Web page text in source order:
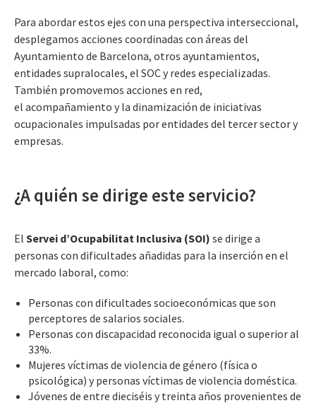
Para abordar estos ejes con una perspectiva interseccional,
desplegamos acciones coordinadas con áreas del
Ayuntamiento de Barcelona, otros ayuntamientos,
entidades supralocales, el SOC y redes especializadas.
También promovemos acciones en red,
el acompañamiento y la dinamización de iniciativas
ocupacionales impulsadas por entidades del tercer sector y
empresas.
¿A quién se dirige este servicio?
El Servei d’Ocupabilitat Inclusiva (SOI) se dirige a
personas con dificultades añadidas para la inserción en el
mercado laboral, como:
Personas con dificultades socioeconómicas que son
perceptores de salarios sociales.
Personas con discapacidad reconocida igual o superior al
33%.
Mujeres víctimas de violencia de género (física o
psicológica) y personas víctimas de violencia doméstica.
Jóvenes de entre dieciséis y treinta años provenientes de